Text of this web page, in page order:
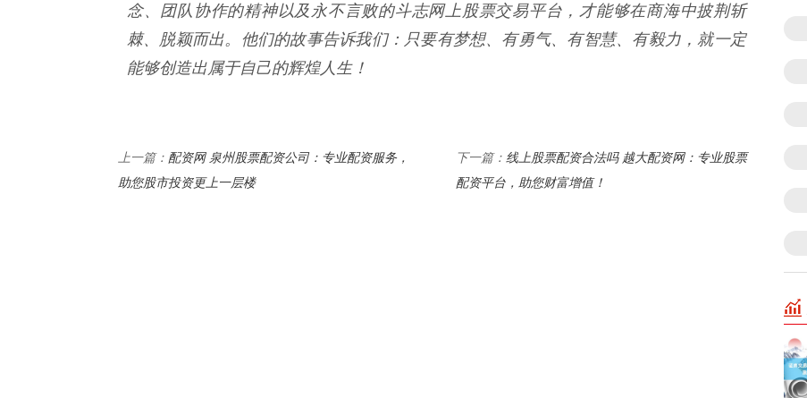
念、团队协作的精神以及永不言败的斗志网上股票交易平台，才能够在商海中披荆斩
棘、脱颖而出。他们的故事告诉我们：只要有梦想、有勇气、有智慧、有毅力，就一定
能够创造出属于自己的辉煌人生！
上一篇： 配资网 泉州股票配资公司：专业配资服务，
助您股市投资更上一层楼
下一篇： 线上股票配资合法吗 越大配资网：专业股票
配资平台，助您财富增值！